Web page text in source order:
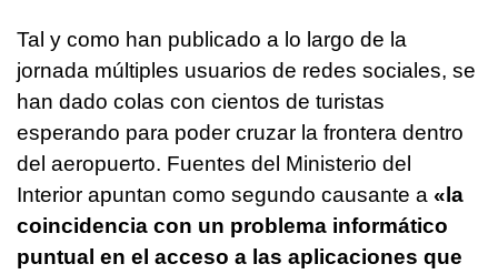
Tal y como han publicado a lo largo de la
jornada múltiples usuarios de redes sociales, se
han dado colas con cientos de turistas
esperando para poder cruzar la frontera dentro
del aeropuerto. Fuentes del Ministerio del
Interior apuntan como segundo causante a «la
coincidencia con un problema informático
puntual en el acceso a las aplicaciones que